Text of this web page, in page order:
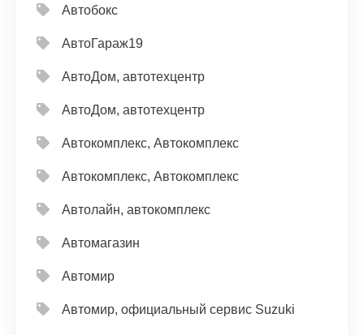
Автобокс
АвтоГараж19
АвтоДом, автотехцентр
АвтоДом, автотехцентр
Автокомплекс, Автокомплекс
Автокомплекс, Автокомплекс
Автолайн, автокомплекс
Автомагазин
Автомир
Автомир, официальный сервис Suzuki